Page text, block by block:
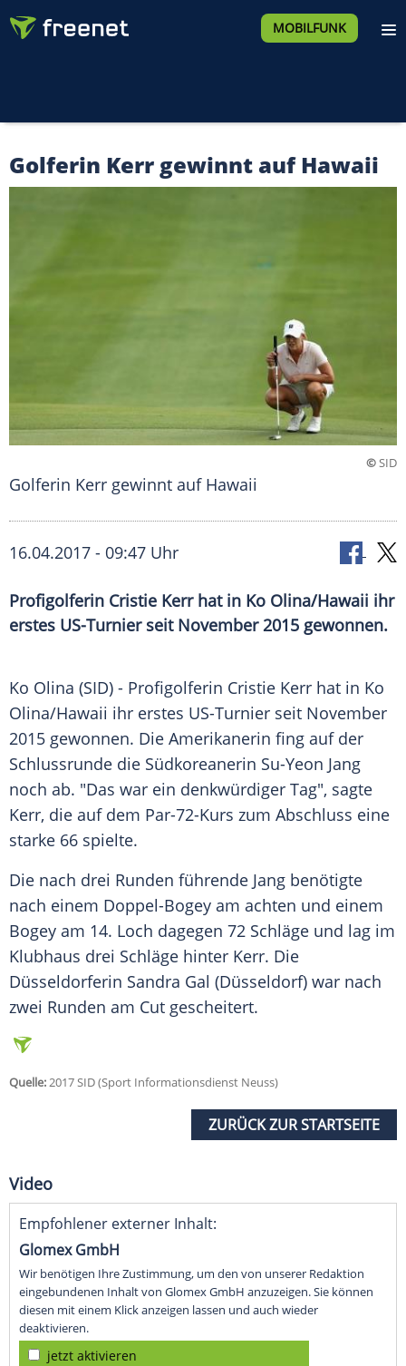
MOBILFUNK
Golferin Kerr gewinnt auf Hawaii
©SID
Golferin Kerr gewinnt auf Hawaii
16.04.2017 - 09:47 Uhr
Profigolferin Cristie Kerr hat in Ko Olina/Hawaii ihr
erstes US-Turnier seit November 2015 gewonnen.
Ko Olina (SID) - Profigolferin Cristie Kerr hat in Ko
Olina/Hawaii ihr erstes US-Turnier seit November
2015 gewonnen. Die Amerikanerin fing auf der
Schlussrunde die Südkoreanerin Su-Yeon Jang
noch ab. "Das war ein denkwürdiger Tag", sagte
Kerr, die auf dem Par-72-Kurs zum Abschluss eine
starke 66 spielte.
Die nach drei Runden führende Jang benötigte
nach einem Doppel-Bogey am achten und einem
Bogey am 14. Loch dagegen 72 Schläge und lag im
Klubhaus drei Schläge hinter Kerr. Die
Düsseldorferin Sandra Gal (Düsseldorf) war nach
zwei Runden am Cut gescheitert.
Quelle:2017 SID (Sport Informationsdienst Neuss)
ZURÜCK ZUR STARTSEITE
Video
Empfohlener externer Inhalt:
Glomex GmbH
Wir benötigen Ihre Zustimmung, um den von unserer Redaktion
eingebundenen Inhalt von Glomex GmbH anzuzeigen. Sie können
diesen mit einem Klick anzeigen lassen und auch wieder
deaktivieren.
jetzt aktivieren